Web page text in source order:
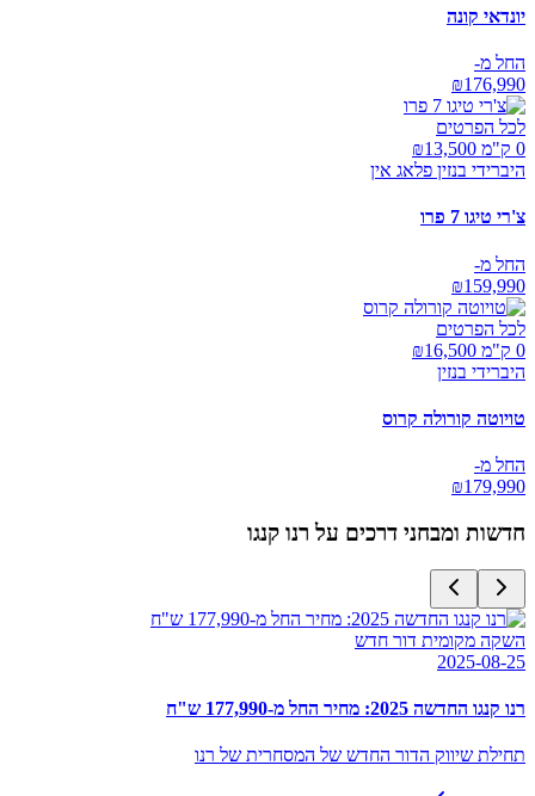
יונדאי קונה
החל מ-
₪176,990
לכל הפרטים
0 ק"מ ₪
13,500
היברידי בנזין פלאג אין
צ'רי טיגו 7 פרו
החל מ-
₪159,990
לכל הפרטים
0 ק"מ ₪
16,500
היברידי בנזין
טויוטה קורולה קרוס
החל מ-
₪179,990
חדשות ומבחני דרכים על רנו קנגו
השקה מקומית דור חדש
2025-08-25
רנו קנגו החדשה 2025: מחיר החל מ-177,990 ש"ח
תחילת שיווק הדור החדש של המסחרית של רנו